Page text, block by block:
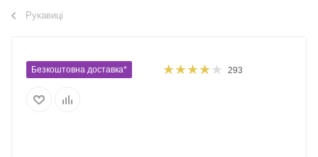
Рукавиці
Безкоштовна доставка* 293